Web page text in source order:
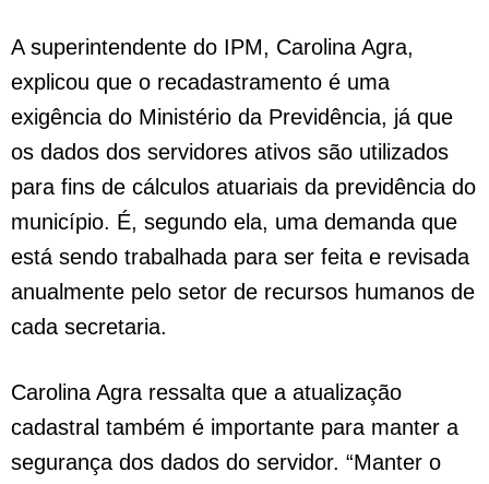
A superintendente do IPM, Carolina Agra,
explicou que o recadastramento é uma
exigência do Ministério da Previdência, já que
os dados dos servidores ativos são utilizados
para fins de cálculos atuariais da previdência do
município. É, segundo ela, uma demanda que
está sendo trabalhada para ser feita e revisada
anualmente pelo setor de recursos humanos de
cada secretaria.
Carolina Agra ressalta que a atualização
cadastral também é importante para manter a
segurança dos dados do servidor. “Manter o